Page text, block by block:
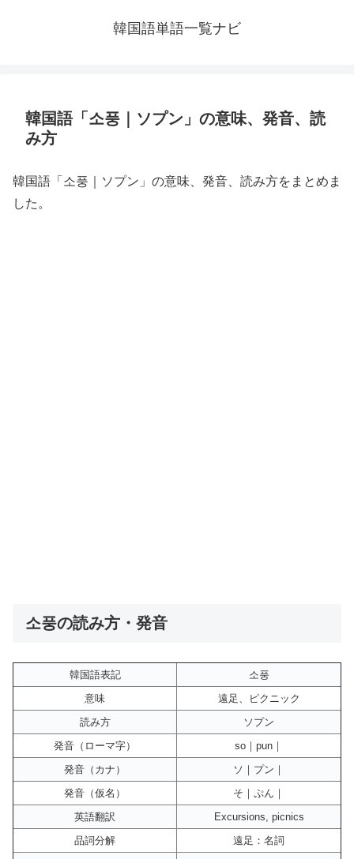
韓国語単語一覧ナビ
韓国語「소풍｜ソプン」の意味、発音、読
み方
韓国語「소풍｜ソプン」の意味、発音、読み方をまとめま
した。
소풍の読み方・発音
韓国語表記
소풍
意味
遠足、ピクニック
読み方
ソプン
発音（ローマ字）
so｜pun｜
発音（カナ）
ソ｜プン｜
発音（仮名）
そ｜ぷん｜
英語翻訳
Excursions, picnics
品詞分解
遠足：名詞